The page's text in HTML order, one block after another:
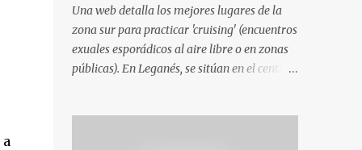
Una web detalla los mejores lugares de la
zona sur para practicar 'cruising' (encuentros
exuales esporádicos al aire libre o en zonas
públicas). En Leganés, se sitúan en el centro